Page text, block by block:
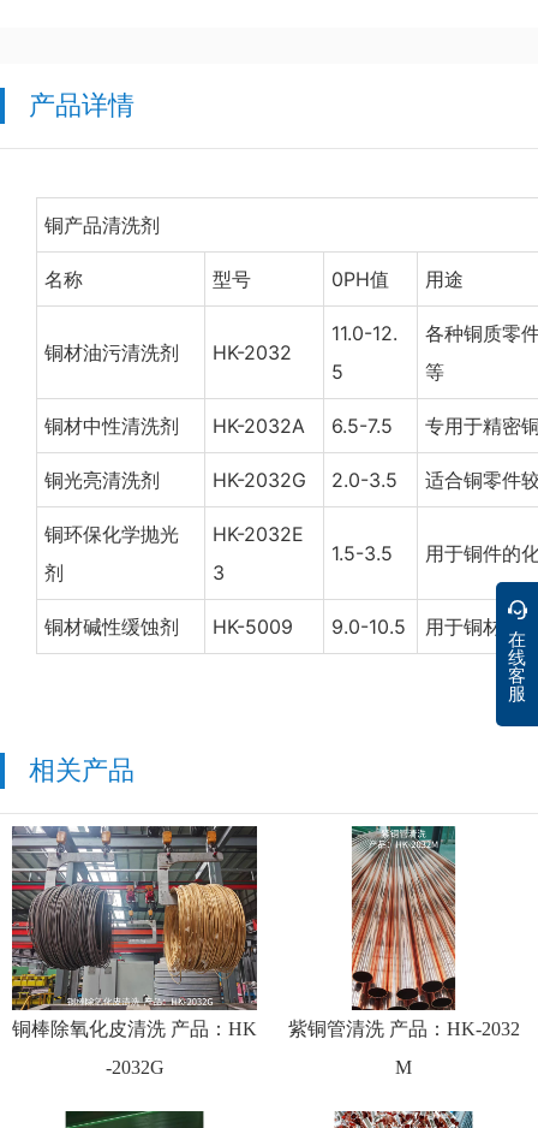
产品详情
铜产品清洗剂
名称 型号 0PH值 用途
铜材油污清洗剂 HK-2032
11.0-12.
5
各种铜质零
等
铜材中性清洗剂 HK-2032A 6.5-7.5 专用于精密
铜光亮清洗剂 HK-2032G 2.0-3.5 适合铜零件
铜环保化学抛光
剂
HK-2032E
3
1.5-3.5 用于铜件的
铜材碱性缓蚀剂 HK-5009 9.0-10.5 用于铜材清
相关产品
铜棒除氧化皮清洗 产品：HK
-2032G
紫铜管清洗 产品：HK-2032
M
在
线
客
服